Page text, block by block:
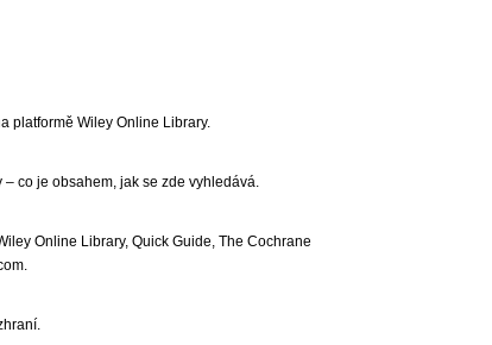
platformě Wiley Online Library.
co je obsahem, jak se zde vyhledává.
Online Library, Quick Guide, The Cochrane